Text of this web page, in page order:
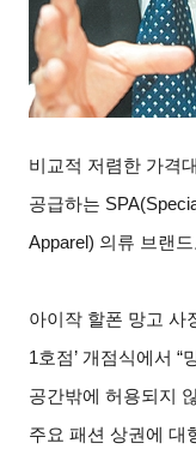
비교적 저렴한 가격
공급하는
Apparel) 의류 브랜
아이작 할폰 망고 사
1호점’ 개점식에서
공간밖에 허용되지
주요 패션 상권에 대